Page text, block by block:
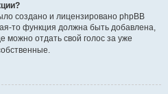
создано и лицензировано phpBB
то функция должна быть добавлена,
можно отдать свой голос за уже